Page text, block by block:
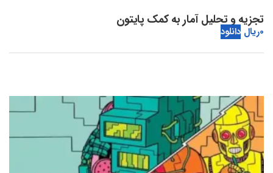
تجزیه و تحلیل آمار به کمک پایتون
0ریال دانلود